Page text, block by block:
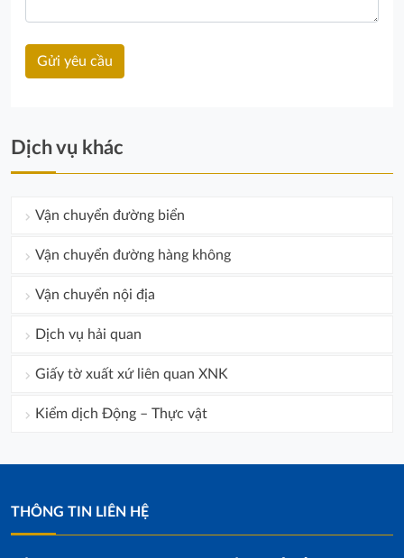
Dịch vụ khác
Vận chuyển đường biển
Vận chuyển đường hàng không
Vận chuyển nội địa
Dịch vụ hải quan
Giấy tờ xuất xứ liên quan XNK
Kiểm dịch Động – Thực vật
THÔNG TIN LIÊN HỆ